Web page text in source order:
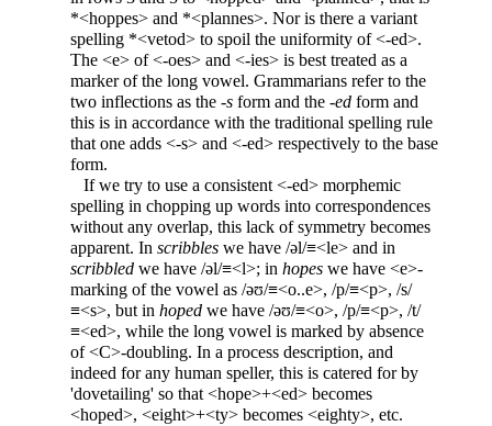
*<hoppes> and *<plannes>. Nor is there a variant
spelling *<vetod> to spoil the uniformity of <-ed>.
The <e> of <-oes> and <-ies> is best treated as a
marker of the long vowel. Grammarians refer to the
two inflections as the -s form and the -ed form and
this is in accordance with the traditional spelling rule
that one adds <-s> and <-ed> respectively to the base
form.
If we try to use a consistent <-ed> morphemic
spelling in chopping up words into correspondences
without any overlap, this lack of symmetry becomes
apparent. In scribbles we have /əl/≡<le> and in
scribbled we have /əl/≡<l>; in hopes we have <e>-
marking of the vowel as /əʊ/≡<o..e>, /p/≡<p>, /s/
≡<s>, but in hoped we have /əʊ/≡<o>, /p/≡<p>, /t/
≡<ed>, while the long vowel is marked by absence
of <C>-doubling. In a process description, and
indeed for any human speller, this is catered for by
'dovetailing' so that <hope>+<ed> becomes
<hoped>, <eight>+<ty> becomes <eighty>, etc.